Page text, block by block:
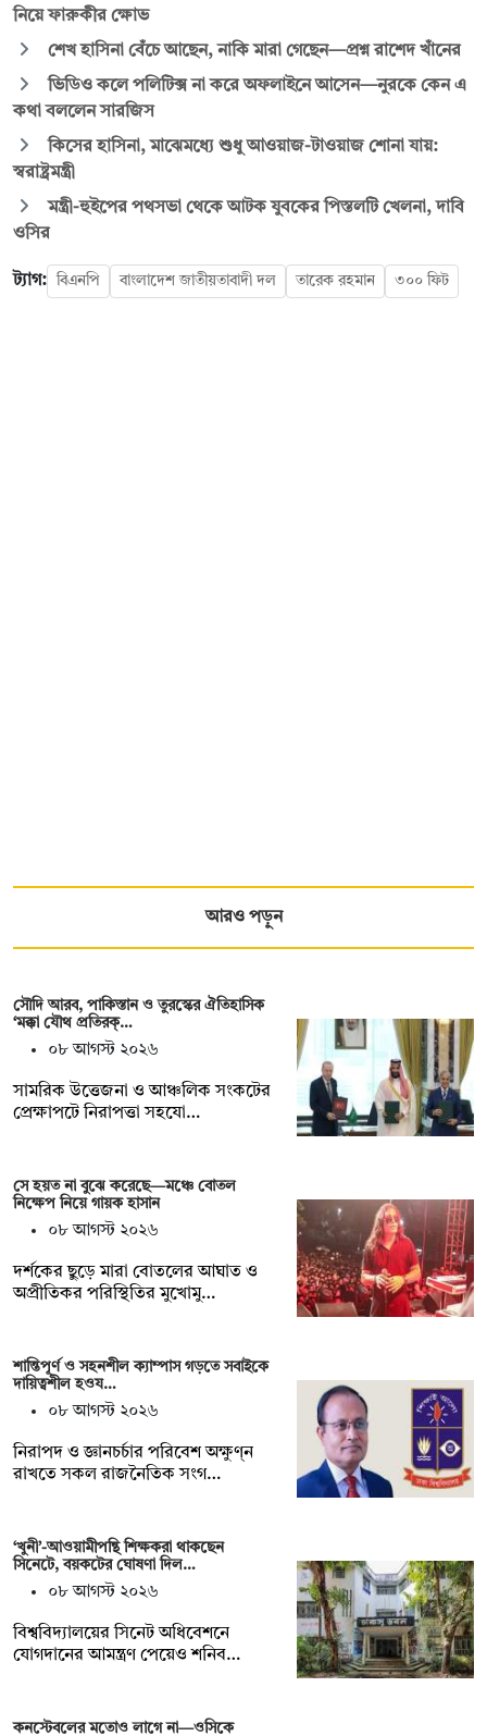
নিয়ে ফারুকীর ক্ষোভ
শেখ হাসিনা বেঁচে আছেন, নাকি মারা গেছেন—প্রশ্ন রাশেদ খাঁনের
ভিডিও কলে পলিটিক্স না করে অফলাইনে আসেন—নুরকে কেন এ
কথা বললেন সারজিস
কিসের হাসিনা, মাঝেমধ্যে শুধু আওয়াজ-টাওয়াজ শোনা যায়:
স্বরাষ্ট্রমন্ত্রী
মন্ত্রী-হুইপের পথসভা থেকে আটক যুবকের পিস্তলটি খেলনা, দাবি
ওসির
ট্যাগ: বিএনপি বাংলাদেশ জাতীয়তাবাদী দল তারেক রহমান ৩০০ ফিট
আরও পড়ুন
সৌদি আরব, পাকিস্তান ও তুরস্কের ঐতিহাসিক
‘মক্কা যৌথ প্রতিরক্…
০৮ আগস্ট ২০২৬
সামরিক উত্তেজনা ও আঞ্চলিক সংকটের
প্রেক্ষাপটে নিরাপত্তা সহযো…
সে হয়ত না ‍বুঝে করেছে—মঞ্চে বোতল
নিক্ষেপ নিয়ে গায়ক হাসান
০৮ আগস্ট ২০২৬
দর্শকের ছুড়ে মারা বোতলের আঘাত ও
অপ্রীতিকর পরিস্থিতির মুখোমু…
শান্তিপূর্ণ ও সহনশীল ক্যাম্পাস গড়তে সবাইকে
দায়িত্বশীল হওয…
০৮ আগস্ট ২০২৬
নিরাপদ ও জ্ঞানচর্চার পরিবেশ অক্ষুণ্ন
রাখতে সকল রাজনৈতিক সংগ…
‘খুনী’-আওয়ামীপন্থি শিক্ষকরা থাকছেন
সিনেটে, বয়কটের ঘোষণা দিল…
০৮ আগস্ট ২০২৬
বিশ্ববিদ্যালয়ের সিনেট অধিবেশনে
যোগদানের আমন্ত্রণ পেয়েও শনিব…
কনস্টেবলের মতোও লাগে না—ওসিকে